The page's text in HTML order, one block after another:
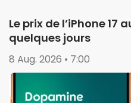
Le prix de l’iPhone
quelques jours
8 Aug. 2026 • 7:00